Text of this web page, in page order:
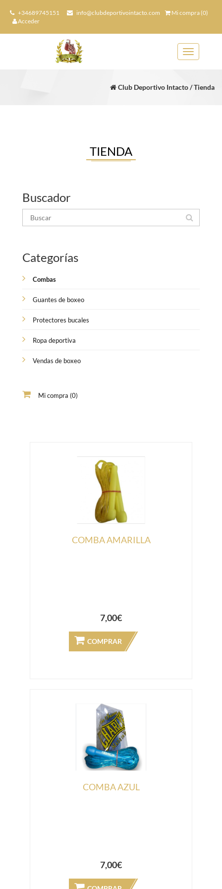
+34689745151 info@clubdeportivointacto.com
Mi compra (0)
Acceder
Toggle
navigation
Club Deportivo Intacto / Tienda
TIENDA
Buscador
Categorías
Combas
Guantes de boxeo
Protectores bucales
Ropa deportiva
Vendas de boxeo
Mi compra (0)
COMBA AMARILLA
7,00€
COMPRAR
COMBA AZUL
7,00€